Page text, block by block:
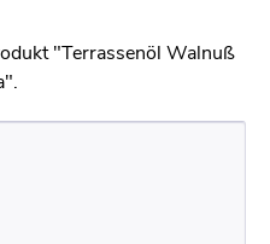
Sie untereinander
das Verhältnis auf.
nicht erkennen welche
"Terrassenöl Walnuß